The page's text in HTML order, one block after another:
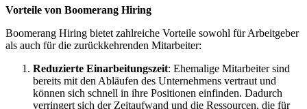
Vorteile von Boomerang Hiring
Boomerang Hiring bietet zahlreiche Vorteile sowohl für Arbeitgeber
als auch für die zurückkehrenden Mitarbeiter:
Reduzierte Einarbeitungszeit: Ehemalige Mitarbeiter sind
bereits mit den Abläufen des Unternehmens vertraut und
können sich schnell in ihre Positionen einfinden. Dadurch
verringert sich der Zeitaufwand und die Ressourcen, die für